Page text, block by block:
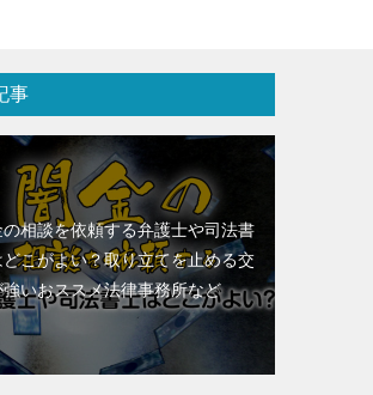
事
の相談を依頼する弁護士や司法書
どこがよい？取り立てを止める交
強いおススメ法律事務所など